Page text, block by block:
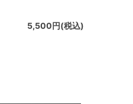
5,500円(税込)